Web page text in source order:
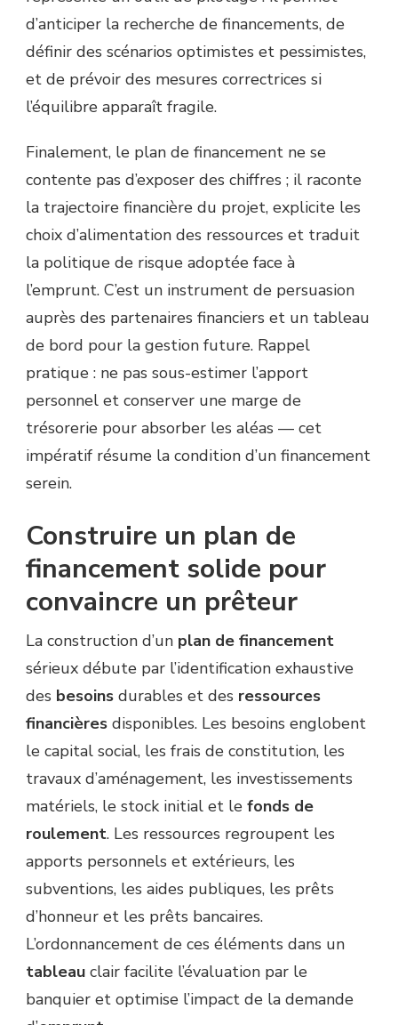
d’anticiper la recherche de financements, de
définir des scénarios optimistes et pessimistes,
et de prévoir des mesures correctrices si
l’équilibre apparaît fragile.
Finalement, le plan de financement ne se
contente pas d’exposer des chiffres ; il raconte
la trajectoire financière du projet, explicite les
choix d’alimentation des ressources et traduit
la politique de risque adoptée face à
l’emprunt. C’est un instrument de persuasion
auprès des partenaires financiers et un tableau
de bord pour la gestion future. Rappel
pratique : ne pas sous-estimer l’apport
personnel et conserver une marge de
trésorerie pour absorber les aléas — cet
impératif résume la condition d’un financement
serein.
Construire un plan de
financement solide pour
convaincre un prêteur
La construction d’un plan de financement
sérieux débute par l’identification exhaustive
des besoins durables et des ressources
financières disponibles. Les besoins englobent
le capital social, les frais de constitution, les
travaux d’aménagement, les investissements
matériels, le stock initial et le fonds de
roulement. Les ressources regroupent les
apports personnels et extérieurs, les
subventions, les aides publiques, les prêts
d’honneur et les prêts bancaires.
L’ordonnancement de ces éléments dans un
tableau clair facilite l’évaluation par le
banquier et optimise l’impact de la demande